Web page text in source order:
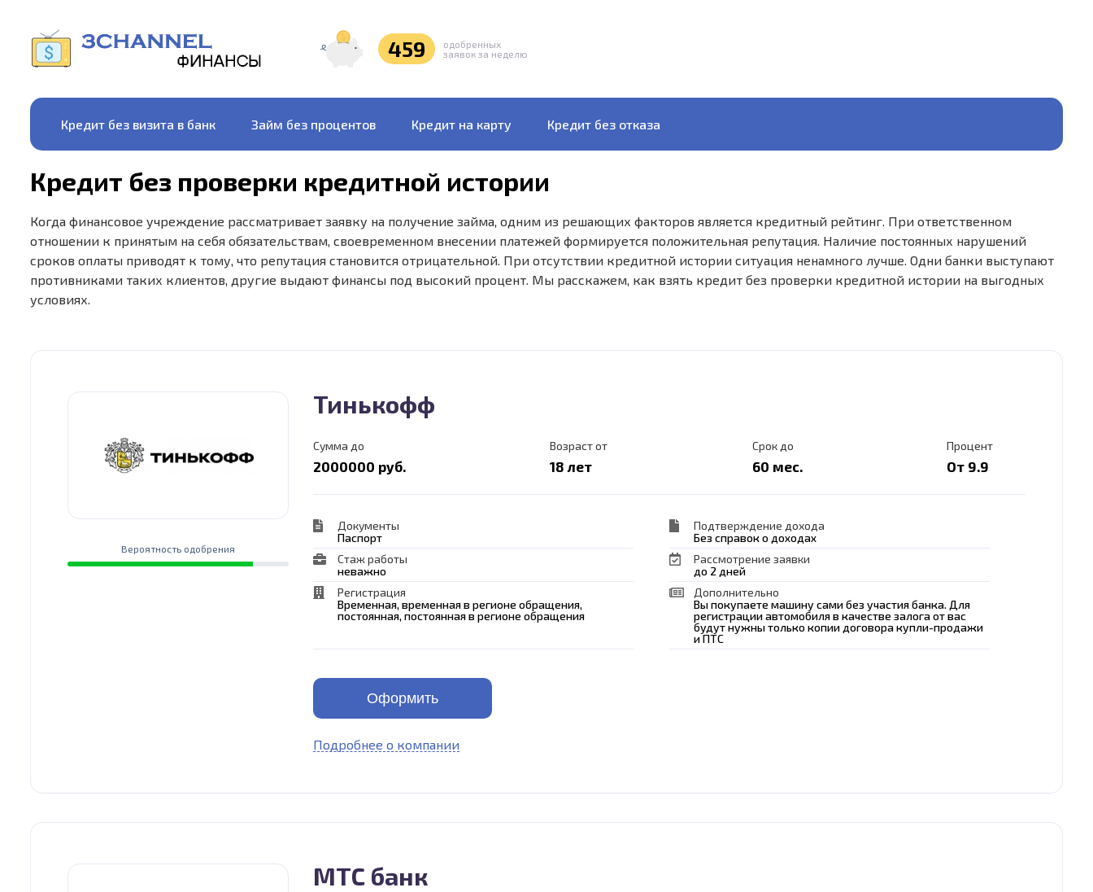
459
одобренных
заявок за неделю
Кредит без визита в банк Займ без процентов Кредит на карту Кредит без отказа
Кредит без проверки кредитной истории
Когда финансовое учреждение рассматривает заявку на получение займа, одним из решающих факторов является кредитный рейтинг. При ответственном
отношении к принятым на себя обязательствам, своевременном внесении платежей формируется положительная репутация. Наличие постоянных нарушений
сроков оплаты приводят к тому, что репутация становится отрицательной. При отсутствии кредитной истории ситуация ненамного лучше. Одни банки выступают
противниками таких клиентов, другие выдают финансы под высокий процент. Мы расскажем, как взять кредит без проверки кредитной истории на выгодных
условиях.
Вероятность одобрения
Тинькофф
Сумма до
2000000 руб.
Возраст от
18 лет
Срок до
60 мес.
Процент
От 9.9
Документы
Паспорт
Подтверждение дохода
Без справок о доходах
Стаж работы
неважно
Рассмотрение заявки
до 2 дней
Регистрация
Временная, временная в регионе обращения,
постоянная, постоянная в регионе обращения
Дополнительно
Вы покупаете машину сами без участия банка. Для
регистрации автомобиля в качестве залога от вас
будут нужны только копии договора купли-продажи
и ПТС
Оформить
Подробнее о компании
МТС банк